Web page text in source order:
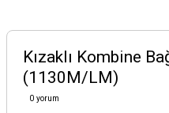
Kızaklı Kombine
(1130M/LM)
0 yorum